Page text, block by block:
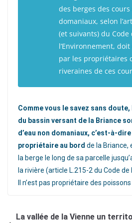
des berges des cours
domaniaux, selon
(et suivants) du Code
l’Environnement,
par les propriétaires
riveraines de ces
Comme vous le savez sans doute,
du bassin versant de la Briance
d’eau non domaniaux, c’est-à-dire
propriétaire au bord de la Briance,
la berge le long de sa parcelle
la rivière (article L.215-2 du Code de
Il n’est pas propriétaire des poissons
La vallée de la Vienne un